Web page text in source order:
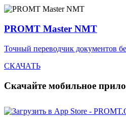
PROMT Master NMT
Точный переводчик документов
СКАЧАТЬ
Скачайте мобильное